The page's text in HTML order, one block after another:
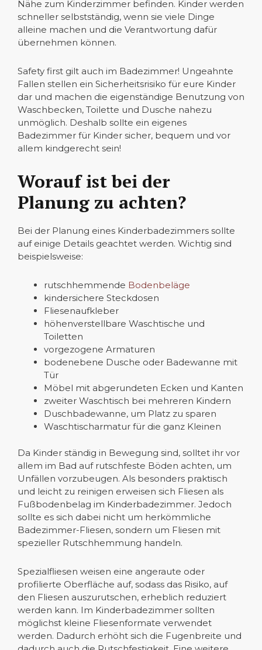
Nähe zum Kinderzimmer befinden. Kinder werden
schneller selbstständig, wenn sie viele Dinge
alleine machen und die Verantwortung dafür
übernehmen können.
Safety first gilt auch im Badezimmer! Ungeahnte
Fallen stellen ein Sicherheitsrisiko für eure Kinder
dar und machen die eigenständige Benutzung von
Waschbecken, Toilette und Dusche nahezu
unmöglich. Deshalb sollte ein eigenes
Badezimmer für Kinder sicher, bequem und vor
allem kindgerecht sein!
Worauf ist bei der
Planung zu achten?
Bei der Planung eines Kinderbadezimmers sollte
auf einige Details geachtet werden. Wichtig sind
beispielsweise:
rutschhemmende Bodenbeläge
kindersichere Steckdosen
Fliesenaufkleber
höhenverstellbare Waschtische und
Toiletten
vorgezogene Armaturen
bodenebene Dusche oder Badewanne mit
Tür
Möbel mit abgerundeten Ecken und Kanten
zweiter Waschtisch bei mehreren Kindern
Duschbadewanne, um Platz zu sparen
Waschtischarmatur für die ganz Kleinen
Da Kinder ständig in Bewegung sind, solltet ihr vor
allem im Bad auf rutschfeste Böden achten, um
Unfällen vorzubeugen. Als besonders praktisch
und leicht zu reinigen erweisen sich Fliesen als
Fußbodenbelag im Kinderbadezimmer. Jedoch
sollte es sich dabei nicht um herkömmliche
Badezimmer-Fliesen, sondern um Fliesen mit
spezieller Rutschhemmung handeln.
Spezialfliesen weisen eine angeraute oder
profilierte Oberfläche auf, sodass das Risiko, auf
den Fliesen auszurutschen, erheblich reduziert
werden kann. Im Kinderbadezimmer sollten
möglichst kleine Fliesenformate verwendet
werden. Dadurch erhöht sich die Fugenbreite und